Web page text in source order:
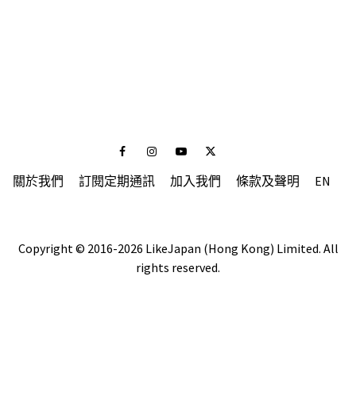
FacebookInstagramYoutubeTwitter
關於我們 訂閱定期通訊 加入我們 條款及聲明 EN
Copyright © 2016-2026 LikeJapan (Hong Kong) Limited. All
rights reserved.